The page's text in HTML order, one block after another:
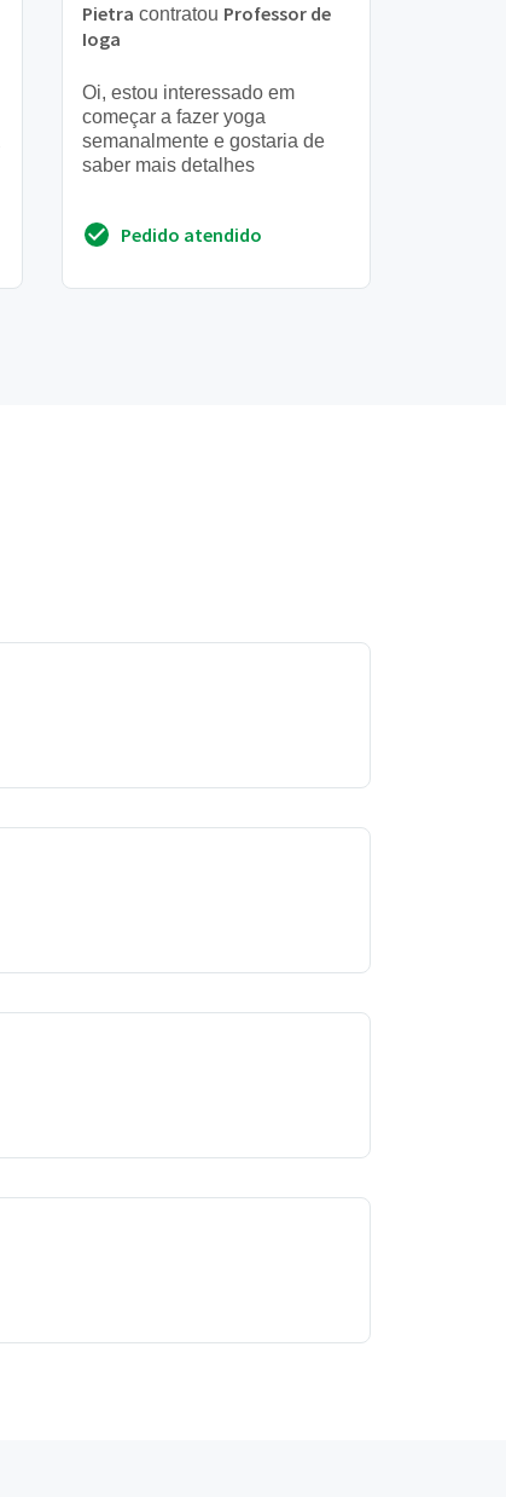
Pietra contratou Professor de
Ioga
Oi, estou interessado em
começar a fazer yoga
semanalmente e gostaria de
saber mais detalhes
Pedido atendido